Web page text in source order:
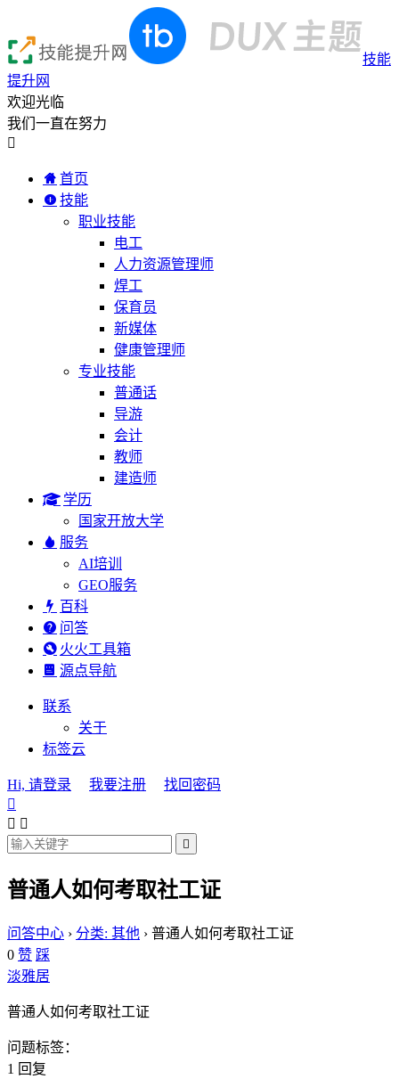
技能
提升网
欢迎光临
我们一直在努力

首页
技能
职业技能
电工
人力资源管理师
焊工
保育员
新媒体
健康管理师
专业技能
普通话
导游
会计
教师
建造师
学历
国家开放大学
服务
AI培训
GEO服务
百科
问答
火火工具箱
源点导航
联系
关于
标签云
Hi, 请登录 我要注册
找回密码

 

普通人如何考取社工证
问答中心 › 分类: 其他 › 普通人如何考取社工证
0 赞 踩
淡雅居
普通人如何考取社工证
问题标签：
1 回复